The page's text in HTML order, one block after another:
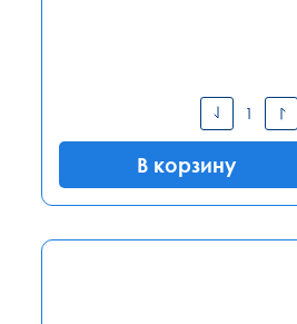
В корзину